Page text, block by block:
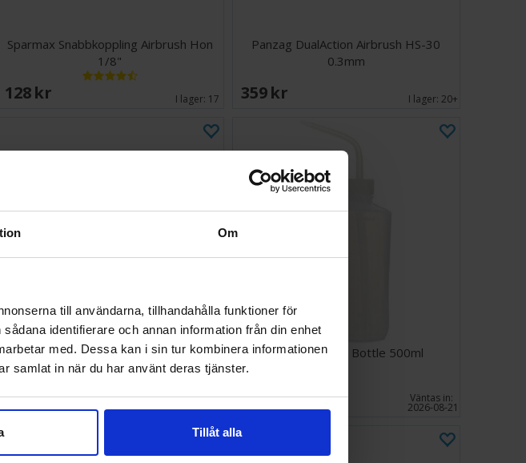
Om
till användarna, tillhandahålla funktioner för
identifierare och annan information från din enhet
med. Dessa kan i sin tur kombinera informationen
samlat in när du har använt deras tjänster.
Tillåt alla
Sparmax Snabbkoppling Airbrush Hon
1/8"
128 SEK I lager: 17
Panzag DualAction Airbrush HS-30
0.3mm
359 SEK I lager:20+
Airbrush Spray Booth Panzag
1 464 SEK I lager:20+
Airbrush Wash Bottle 500ml
129 SEK Väntas in:
2026-08-21